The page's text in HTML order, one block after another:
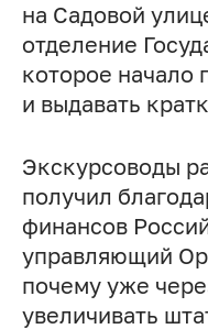
на Садовой
отделение
которое начало
и выдавать
Экскурсоводы
получил
финансов
управляющий
почему уже
увеличивать